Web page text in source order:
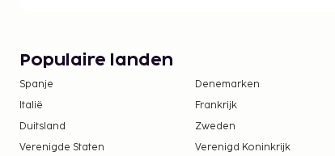
Populaire landen
Spanje Denemarken
Italië
Frankrijk
Duitsland
Zweden
Verenigde Staten
Verenigd Koninkrijk